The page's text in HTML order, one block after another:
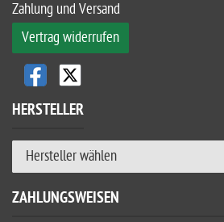
Zahlung und Versand
Vertrag widerrufen
HERSTELLER
Hersteller wählen
ZAHLUNGSWEISEN